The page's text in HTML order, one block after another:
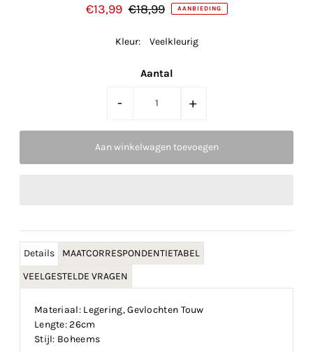
€13,99 €18,99 AANBIEDING
Kleur: Veelkleurig
Aantal
- +
Details
MAATCORRESPONDENTIETABEL
VEELGESTELDE VRAGEN
Materiaal: Legering, Gevlochten Touw
Lengte: 26cm
Stijl: Boheems